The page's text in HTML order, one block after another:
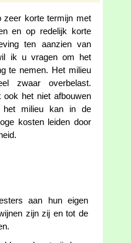
zeer korte termijn met
en op redelijk korte
ten aanzien van
ik u vragen om het
te nemen. Het milieu
zwaar overbelast.
ook het niet afbouwen
het milieu kan in de
kosten leiden door
aan hun eigen
zijn zij en tot de